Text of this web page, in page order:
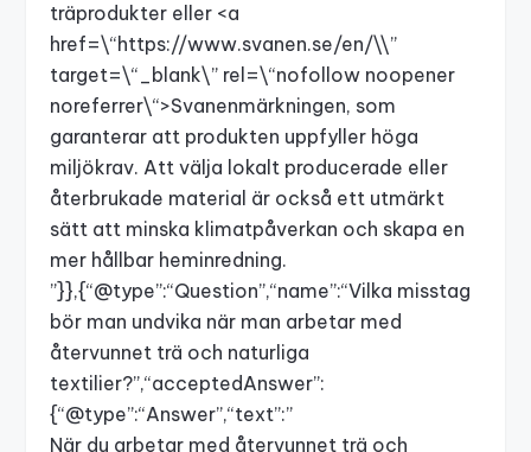
träprodukter eller <a
href=\“https://www.svanen.se/en/\\”
target=\“_blank\” rel=\“nofollow noopener
noreferrer\“>Svanenmärkningen, som
garanterar att produkten uppfyller höga
miljökrav. Att välja lokalt producerade eller
återbrukade material är också ett utmärkt
sätt att minska klimatpåverkan och skapa en
mer hållbar heminredning.
”}},{“@type”:“Question”,“name”:“Vilka misstag
bör man undvika när man arbetar med
återvunnet trä och naturliga
textilier?”,“acceptedAnswer”:
{“@type”:“Answer”,“text”:”
När du arbetar med återvunnet trä och